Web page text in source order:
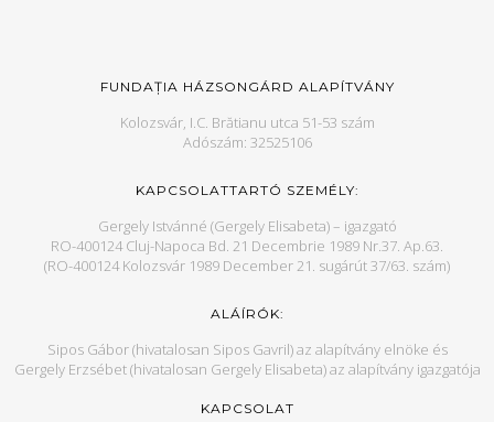
FUNDAȚIA HÁZSONGÁRD ALAPÍTVÁNY
Kolozsvár, I.C. Brătianu utca 51-53 szám
Adószám: 32525106
KAPCSOLATTARTÓ SZEMÉLY:
Gergely Istvánné (Gergely Elisabeta) – igazgató
RO-400124 Cluj-Napoca Bd. 21 Decembrie 1989 Nr.37. Ap.63.
(RO-400124 Kolozsvár 1989 December 21. sugárút 37/63. szám)
ALÁÍRÓK:
Sipos Gábor (hivatalosan Sipos Gavril) az alapítvány elnöke és
Gergely Erzsébet (hivatalosan Gergely Elisabeta) az alapítvány igazgatója
KAPCSOLAT